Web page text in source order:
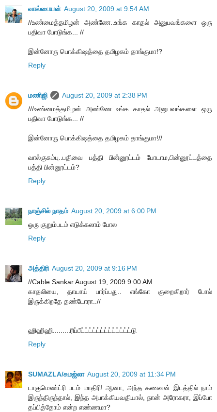
வால்பையன் August 20, 2009 at 9:54 AM
//உண்மைத்தமிழன் அண்ணே..உங்க காதல் அனுபவங்களை ஒரு
பதிவா போடுங்க... //
இன்னோரு பொக்கிஷத்தை தமிழகம் தாங்குமா!?
Reply
மணிஜி
August 20, 2009 at 2:38 PM
///உண்மைத்தமிழன் அண்ணே..உங்க காதல் அனுபவங்களை ஒரு
பதிவா போடுங்க... //
இன்னோரு பொக்கிஷத்தை தமிழகம் தாங்குமா!//
வால்குசும்பு..பதிவை பத்தி பின்னூட்டம் போடாம,பின்னூட்டத்தை
பத்தி பின்னூட்டம்?
Reply
நாஞ்சில் நாதம் August 20, 2009 at 6:00 PM
ஒரு குறும்படம் எடுக்கலாம் போல
Reply
அத்திரி August 20, 2009 at 9:16 PM
//Cable Sankar August 19, 2009 9:00 AM
காதலியை, தாயாய் பார்ப்பது.. எங்கோ குறைகிறார் போல்
இருக்கிறதே தண்டோரா..//
ஹிஹிஹி.........ரிப்பீட்ட்ட்ட்ட்ட்ட்ட்ட்ட்ட்ட்ட்டு
Reply
SUMAZLA/சுமஜ்லா August 20, 2009 at 11:34 PM
டாகுமெண்ட்ரி படம் மாதிரி! ஆனா, அந்த கணவன் இடத்தில் நாம்
இருந்திருந்தால், இந்த அபாக்கியவதியால், நான் அரோகரா, இப்போ
தப்பித்தோம் என்ற எண்ணமா?